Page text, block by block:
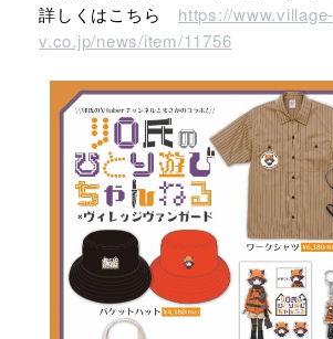
詳しくはこちら https://www.village-
v.co.jp/news/item/11756